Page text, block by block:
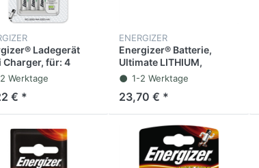
Ladegerät
Charger, für: 4
(1 Stück)
Werktage
€ *
ENERGIZER
Energizer® Batterie,
Ultimate LITHIUM,
Mignon, AA, LR6, 1,5 V
1-2 Werktage
23,70 € *